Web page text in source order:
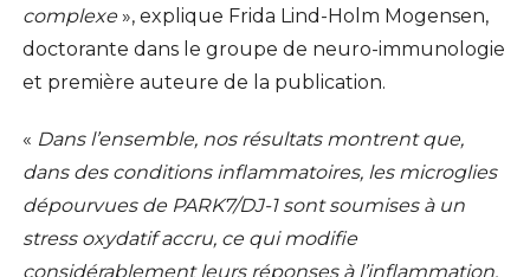
complexe», explique Frida Lind-Holm Mogensen,
doctorante dans le groupe de neuro-immunologie
et première auteure de la publication.
« Dans l’ensemble, nos résultats montrent que,
dans des conditions inflammatoires, les microglies
dépourvues de PARK7/DJ-1 sont soumises à un
stress oxydatif accru, ce qui modifie
considérablement leurs réponses à l’inflammation,